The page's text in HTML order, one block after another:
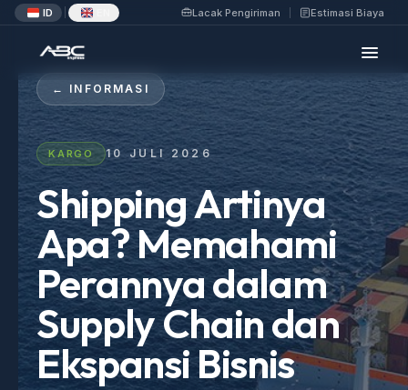
ID Lacak Pengiriman Estimasi Biaya
← INFORMASI
KARGO 10 JULI 2026
Shipping Artinya
Apa? Memahami
Perannya dalam
Supply Chain dan
Ekspansi Bisnis